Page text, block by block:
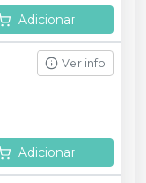
Adicionar
Ver info
Adicionar